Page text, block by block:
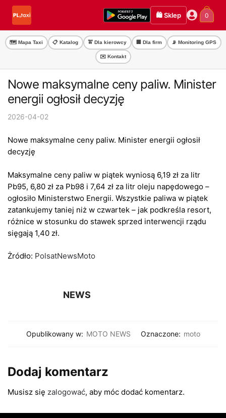
Przejdź
nawigacji
Przejdź
treści
🛍️ Sklep 0
🗺️ Mapa Taxi 📋 Katalog 🚖 Dla kierowcy 🏢 Dla firm 📡 Monitoring GPS
✉️ Kontakt
Nowe maksymalne ceny paliw. Minister
energii ogłosił decyzję
2026-04-02
Nowe maksymalne ceny paliw. Minister energii ogłosił
decyzję
Maksymalne ceny paliw w piątek wyniosą 6,19 zł za litr
Pb95, 6,80 zł za Pb98 i 7,64 zł za litr oleju napędowego –
ogłosiło Ministerstwo Energii. Wszystkie paliwa w piątek
zatankujemy taniej niż w czwartek – jak podkreśla resort,
różnice w stosunku do stawek sprzed interwencji rządu
sięgają 1,40 zł.
Żródło: PolsatNewsMoto
NEWS
Opublikowany w: MOTO NEWS Oznaczone: moto
Dodaj komentarz
Musisz się zalogować, aby móc dodać komentarz.